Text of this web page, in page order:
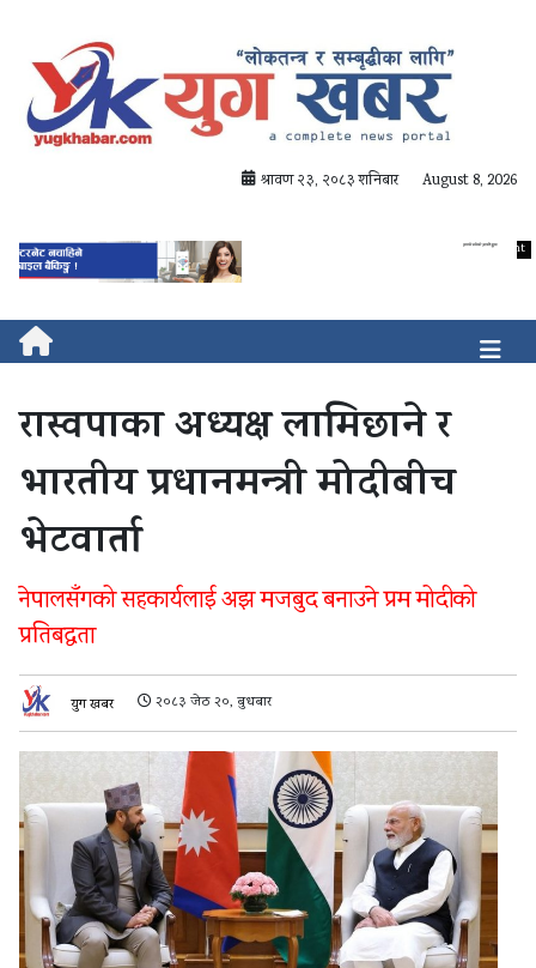
श्रावण २३, २०८३ शनिबार August 8, 2026
रास्वपाका अध्यक्ष लामिछाने र
भारतीय प्रधानमन्त्री मोदीबीच
भेटवार्ता
नेपालसँगको सहकार्यलाई अझ मजबुद बनाउने प्रम मोदीको
प्रतिबद्धता
युग खबर २०८३ जेठ २०, बुधबार